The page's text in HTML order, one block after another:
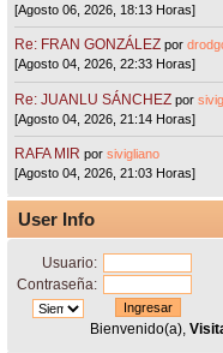
[Agosto 06, 2026, 18:13 Horas]
Re: FRAN GONZÁLEZ por
[Agosto 04, 2026, 22:33 Horas]
Re: JUANLU SÁNCHEZ por
[Agosto 04, 2026, 21:14 Horas]
RAFA MIR porsivigliano
[Agosto 04, 2026, 21:03 Horas]
User Info
Usuario:
Contraseña:
Bienvenido(a),